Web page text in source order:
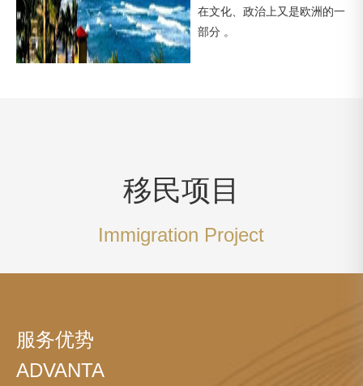
在文化、政治上又是欧洲的一
部分 。
移民项目
Immigration Project
服务优势
ADVANTA